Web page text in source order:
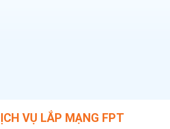
VỤ LẮP MẠNG FPT